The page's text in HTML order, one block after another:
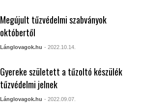
Megújult tűzvédelmi szabványok
októbertől
Lánglovagok.hu - 2022.10.14.
Gyereke született a tűzoltó készülék
tűzvédelmi jelnek
Lánglovagok.hu - 2022.09.07.